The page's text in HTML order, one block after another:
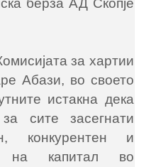
берза АД Скопје
за хартии
Абази, во своето
истакна дека
сите засегнати
конкурентен и
на капитал во